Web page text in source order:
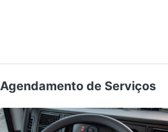
Agendamento de Serviços